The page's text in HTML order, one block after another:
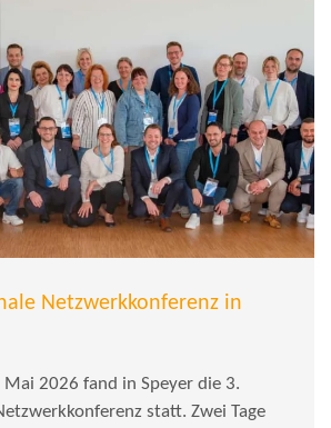
Netzwerkkonferenz in
2026 fand in Speyer die 3.
statt. Zwei Tage